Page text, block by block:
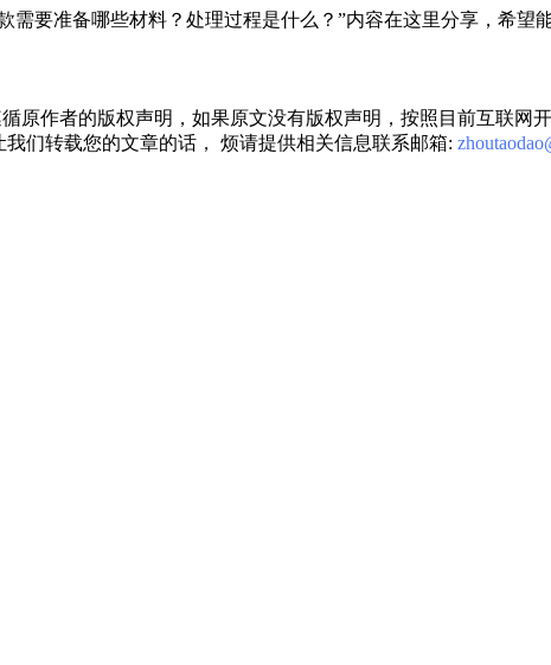
需要准备哪些材料？处理过程是什么？”内容在这里分享，希望
原作者的版权声明，如果原文没有版权声明，按照目前互联
们转载您的文章的话， 烦请提供相关信息联系邮箱: